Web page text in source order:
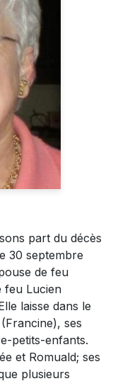
part du décès
30 septembre
de feu
feu Lucien
laisse dans le
ses
petits-enfants.
et Romuald; ses
plusieurs